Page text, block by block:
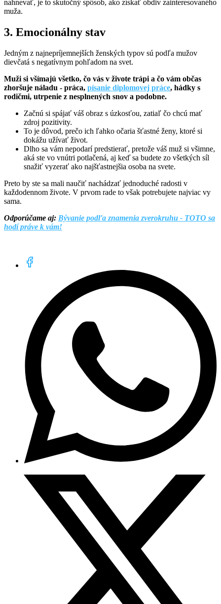
nahnevať, je to skutočný spôsob, ako získať obdiv zainteresovaného
muža.
3. Emocionálny stav
Jedným z najnepríjemnejších ženských typov sú podľa mužov
dievčatá s negatívnym pohľadom na svet.
Muži si všímajú všetko, čo vás v živote trápi a čo vám občas
zhoršuje náladu - práca, písanie diplomovej práce, hádky s
rodičmi, utrpenie z nesplnených snov a podobne.
Začnú si spájať váš obraz s úzkosťou, zatiaľ čo chcú mať
zdroj pozitivity.
To je dôvod, prečo ich ľahko očaria šťastné ženy, ktoré si
dokážu užívať život.
Dlho sa vám nepodarí predstierať, pretože váš muž si všimne,
aká ste vo vnútri potlačená, aj keď sa budete zo všetkých síl
snažiť vyzerať ako najšťastnejšia osoba na svete.
Preto by ste sa mali naučiť nachádzať jednoduché radosti v
každodennom živote. V prvom rade to však potrebujete najviac vy
sama.
Odporúčame aj: Bývanie podľa znamenia zverokruhu - TOTO sa
hodí práve k vám!